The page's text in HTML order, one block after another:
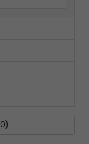
0)